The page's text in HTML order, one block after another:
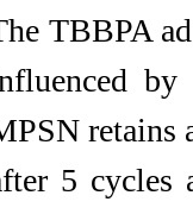
TBBPA
by
retains
5 cycles